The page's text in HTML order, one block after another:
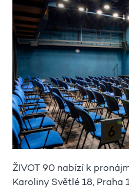
ŽIVOT 90 nabízí k
Karoliny Světlé 18, Praha